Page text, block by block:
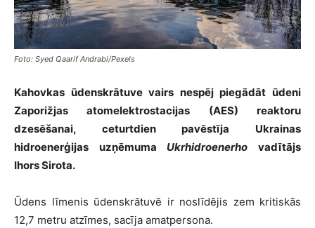
Foto: Syed Qaarif Andrabi/Pexels
Kahovkas ūdenskrātuve vairs nespēj piegādāt ūdeni
Zaporižjas atomelektrostacijas (AES) reaktoru
dzesēšanai, ceturtdien pavēstīja Ukrainas
hidroenerģijas uzņēmuma Ukrhidroenerho vadītājs
Ihors Sirota.
Ūdens līmenis ūdenskrātuvē ir noslīdējis zem kritiskās
12,7 metru atzīmes, sacīja amatpersona.